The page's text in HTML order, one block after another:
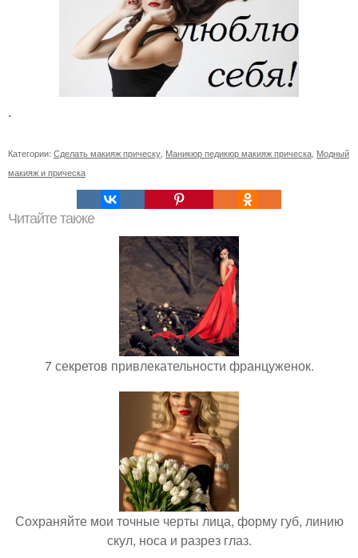
.
Категории: Сделать макияж прическу Маникюр педикюр макияж прическа Модный
макияж и прическа
Читайте также
7 секретов привлекательности француженок.
Сохраняйте мои точные черты лица, форму губ, линию
скул, носа и разрез глаз.